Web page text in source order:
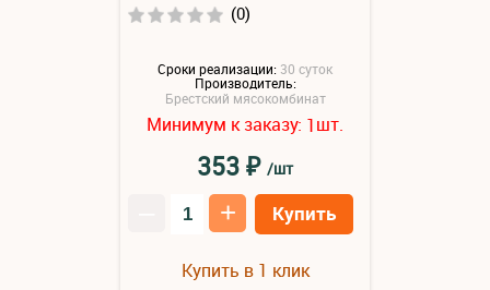
(0)
Сроки реализации: 30 суток
Производитель:
Брестский мясокомбинат
Минимум к заказу: 1шт.
353₽ /шт
+ Купить
Купить в 1 клик